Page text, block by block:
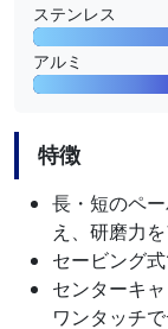
ステンレス
アルミ
特徴
長・短のペ
え、研磨力
セービング
センターキ
ワンタッチ